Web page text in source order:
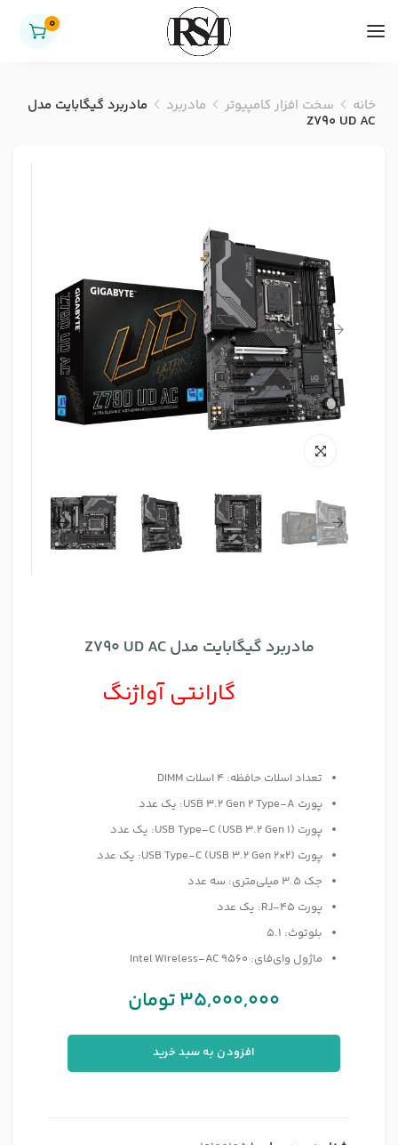
0
خانه سخت افزار کامپیوتر مادربرد مادربرد گیگابایت مدل
Z790 UD AC
مادربرد گیگابایت مدل Z790 UD AC
گارانتی آواژنگ
تعداد اسلات حافظه: 4 اسلات DIMM
پورت USB 3.2 Gen 2 Type-A: یک عدد
پورت (USB Type-C (USB 3.2 Gen 1: یک عدد
پورت (USB Type-C (USB 3.2 Gen 2×2: یک عدد
جک 3.5 میلی‌متری: سه عدد
پورت RJ-45: یک عدد
بلوتوث: 5.1
ماژول وای‌فای: Intel Wireless-AC 9560
35,000,000تومان
افزودن به سبد خرید